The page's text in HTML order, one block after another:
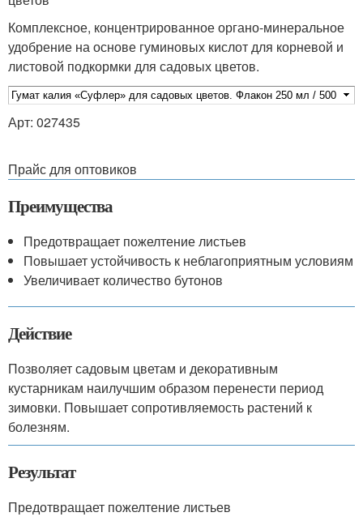
Комплексное, концентрированное органо-минеральное
удобрение на основе гуминовых кислот для корневой и
листовой подкормки для садовых цветов.
Арт: 027435
Прайс для оптовиков
Преимущества
Предотвращает пожелтение листьев
Повышает устойчивость к неблагоприятным условиям
Увеличивает количество бутонов
Действие
Позволяет садовым цветам и декоративным
кустарникам наилучшим образом перенести период
зимовки. Повышает сопротивляемость растений к
болезням.
Результат
Предотвращает пожелтение листьев